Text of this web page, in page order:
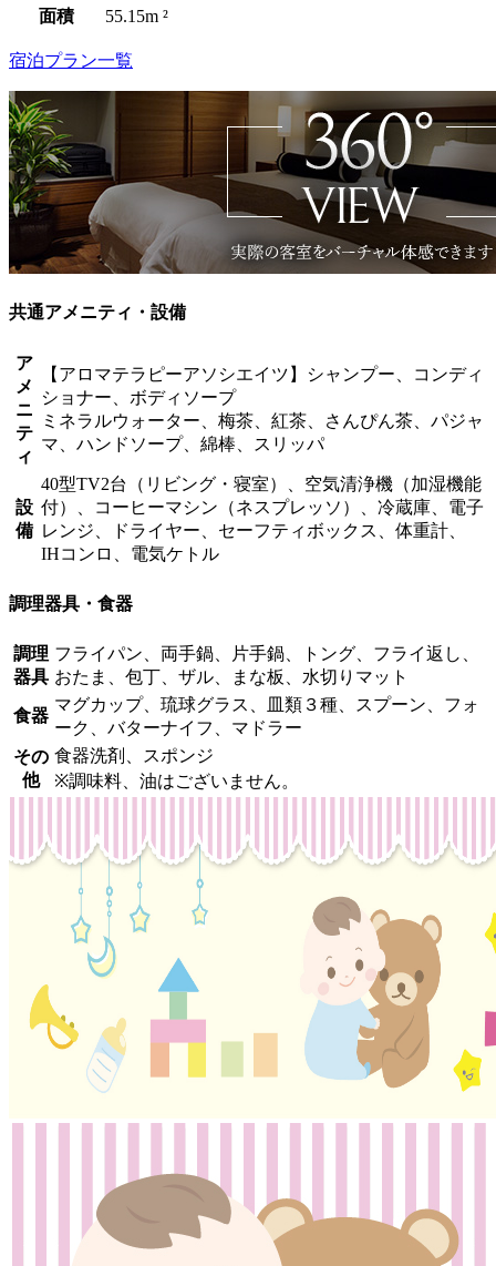
面積 55.15m ²
宿泊プラン一覧
共通アメニティ・設備
ア
メ
ニ
テ
ィ
【アロマテラピーアソシエイツ】シャンプー、コンディ
ショナー、ボディソープ
ミネラルウォーター、梅茶、紅茶、さんぴん茶、パジャ
マ、ハンドソープ、綿棒、スリッパ
設
備
40型TV2台（リビング・寝室）、空気清浄機（加湿機能
付）、コーヒーマシン（ネスプレッソ）、冷蔵庫、電子
レンジ、ドライヤー、セーフティボックス、体重計、
IHコンロ、電気ケトル
調理器具・食器
調理
器具
フライパン、両手鍋、片手鍋、トング、フライ返し、
おたま、包丁、ザル、まな板、水切りマット
食器
マグカップ、琉球グラス、皿類３種、スプーン、フォ
ーク、バターナイフ、マドラー
その
他
食器洗剤、スポンジ
※調味料、油はございません。